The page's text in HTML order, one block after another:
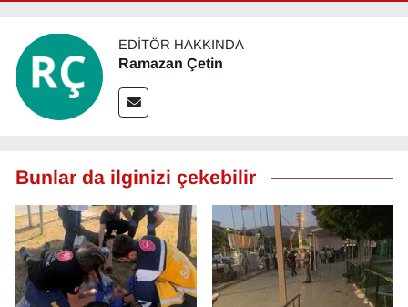
EDITÖR HAKKINDA
Ramazan Çetin
Bunlar da ilginizi çekebilir